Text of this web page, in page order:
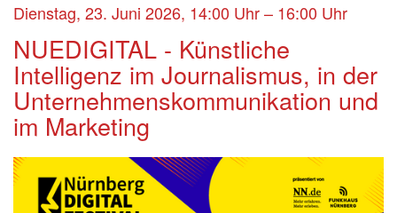
Dienstag, 23. Juni 2026, 14:00 Uhr – 16:00 Uhr
NUEDIGITAL - Künstliche
Intelligenz im Journalismus, in der
Unternehmenskommunikation und
im Marketing